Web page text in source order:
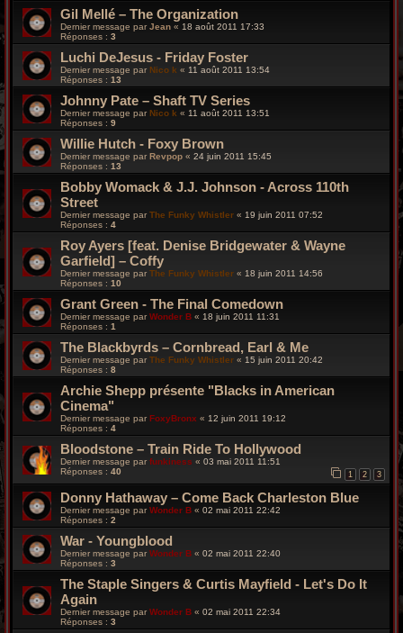
Gil Mellé – The Organization
Dernier message parJean « 18 août 2011 17:33
Réponses : 3
Luchi DeJesus - Friday Foster
Dernier message par Nico k « 11 août 2011 13:54
Réponses : 13
Johnny Pate – Shaft TV Series
Dernier message par Nico k « 11 août 2011 13:51
Réponses : 9
Willie Hutch - Foxy Brown
Dernier message par Revpop « 24 juin 2011 15:45
Réponses : 13
Bobby Womack & J.J. Johnson - Across 110th
Street
Dernier message par The Funky Whistler « 19 juin 2011 07:52
Réponses : 4
Roy Ayers [feat. Denise Bridgewater & Wayne
Garfield] – Coffy
Dernier message par The Funky Whistler « 18 juin 2011 14:56
Réponses : 10
Grant Green - The Final Comedown
Dernier message parWonder B « 18 juin 2011 11:31
Réponses : 1
The Blackbyrds – Cornbread, Earl & Me
Dernier message par The Funky Whistler « 15 juin 2011 20:42
Réponses : 8
Archie Shepp présente "Blacks in American
Cinema"
Dernier message par FoxyBronx « 12 juin 2011 19:12
Réponses : 4
Bloodstone – Train Ride To Hollywood
Dernier message par funkiness « 03 mai 2011 11:51
Réponses : 40 1 2 3
Donny Hathaway – Come Back Charleston Blue
Dernier message parWonder B « 02 mai 2011 22:42
Réponses : 2
War - Youngblood
Dernier message par Wonder B « 02 mai 2011 22:40
Réponses : 3
The Staple Singers & Curtis Mayfield - Let's Do It
Again
Dernier message par Wonder B « 02 mai 2011 22:34
Réponses : 3